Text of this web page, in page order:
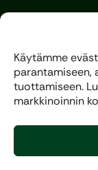
Käytämme
parantamiseen,
tuottamiseen.
markkinoinnin
Liitto
Kilpagolf